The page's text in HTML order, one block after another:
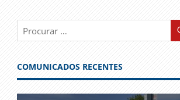
COMUNICADOS RECENTES